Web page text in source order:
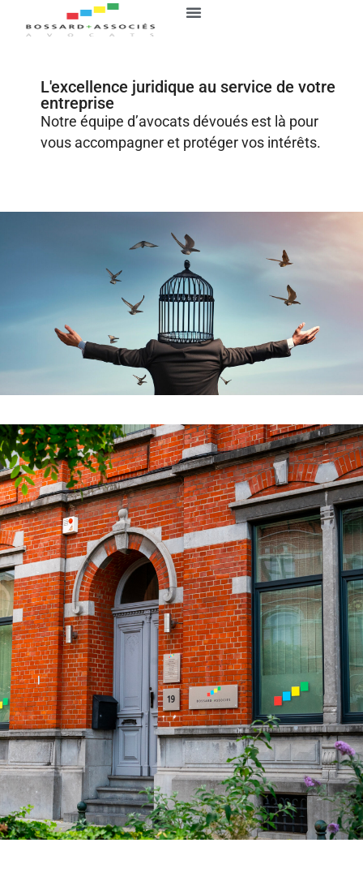
L'excellence juridique au service de votre
entreprise
Notre équipe d’avocats dévoués est là pour
vous accompagner et protéger vos intérêts.